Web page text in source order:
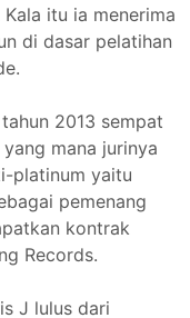
itu ia menerima
di dasar pelatihan
2013 sempat
mana jurinya
platinum yaitu
pemenang
kontrak
Records.
J lulus dari